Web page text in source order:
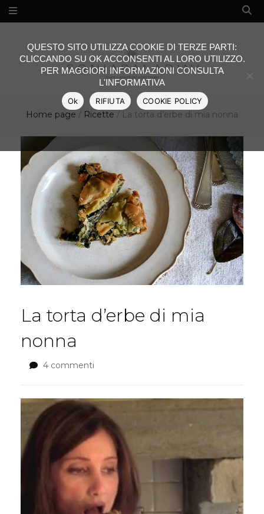
Home page / Ricette / La torta d’erbe di mia nonna
La torta d’erbe di mia
nonna
4 commenti
d’erbe
di
mia
nonna
QUESTO SITO UTILIZZA COOKIE DI TERZE PARTI:
CLICCANDO SU OK ACCONSENTI AL LORO UTILIZZO.
PER MAGGIORI INFORMAZIONI CONSULTA
L'INFORMATIVA
Ok RIFIUTA COOKIE POLICY